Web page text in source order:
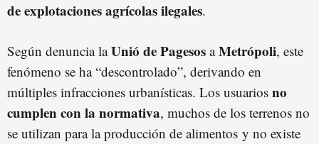
de explotaciones agrícolas ilegales.
Según denuncia laUnió de Pagesos aMetrópoli, este
fenómeno se ha “descontrolado”, derivando en
múltiples infracciones urbanísticas. Los usuarios no
cumplen con la normativa, muchos de los terrenos no
se utilizan para la producción de alimentos y no existe